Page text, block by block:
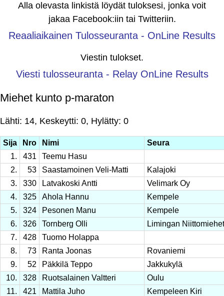
Alla olevasta linkistä löydät tuloksesi, jonka voit
jakaa Facebook:iin tai Twitteriin.
Reaaliaikainen Tulosseuranta - OnLine Results
Viestin tulokset.
Viesti tulosseuranta - Relay OnLine Results
Miehet kunto p-maraton
Lähti: 14, Keskeytti: 0, Hylätty: 0
Sija Nro Nimi
Seura
1.
431
Teemu Hasu
2.
53 Saastamoinen Veli-Matti
Kalajoki
3.
330 Latvakoski Antti
Velimark Oy
4.
325 Ahola Hannu
Kempele
5.
324 Pesonen Manu
Kempele
6.
326 Tornberg Olli
Limingan Niittomiehet
7.
428
Tuomo Holappa
8.
73 Ranta Joonas
Rovaniemi
9.
52 Päkkilä Teppo
Jakkukylä
10.
328 Ruotsalainen Valtteri
Oulu
11.
421 Mattila Juho
Kempeleen Kiri